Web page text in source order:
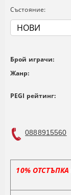
Състояние:
Брой играчи:
Жанр:
PEGI рейтинг:
0888915560
10% ОТСТЪПКА